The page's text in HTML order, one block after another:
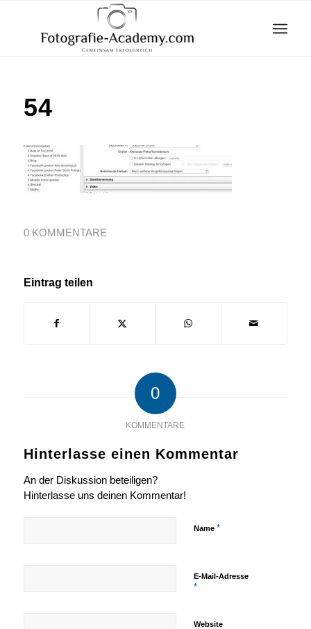
54
0 KOMMENTARE
Eintrag teilen
0
KOMMENTARE
Hinterlasse einen Kommentar
An der Diskussion beteiligen?
Hinterlasse uns deinen Kommentar!
Name *
E-Mail-Adresse
*
Website